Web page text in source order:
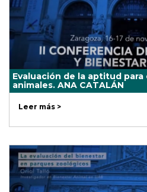
Evaluación de la aptitud
animales. ANA CATALÁN
Leer más >